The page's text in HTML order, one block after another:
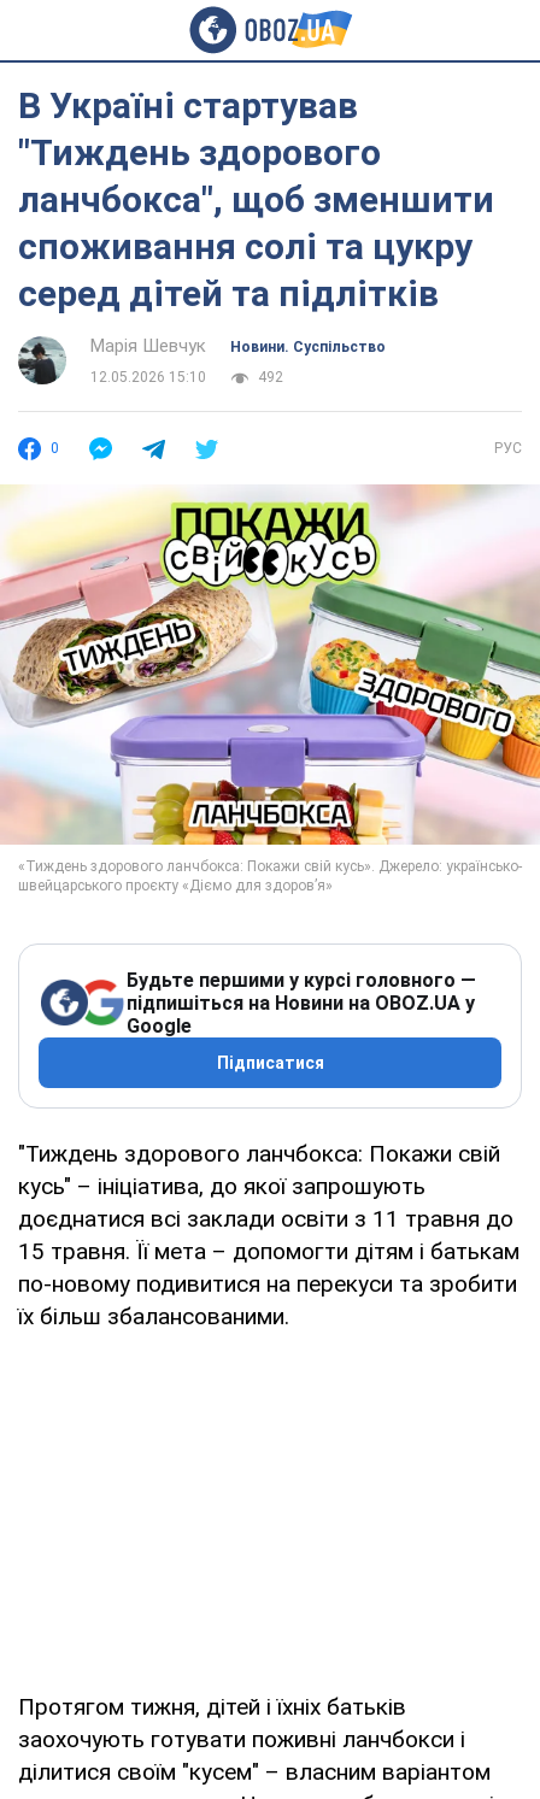
В Україні стартував
"Тиждень здорового
ланчбокса", щоб зменшити
споживання солі та цукру
серед дітей та підлітків
Марія Шевчук
Новини. Суспільство
12.05.2026 15:10
492
0 РУС
Будьте першими у курсі головного —
підпишіться на Новини на OBOZ.UA у
Google
Підписатися
"Тиждень здорового ланчбокса: Покажи свій
кусь" – ініціатива, до якої запрошують
доєднатися всі заклади освіти з 11 травня до
15 травня. Її мета – допомогти дітям і батькам
по-новому подивитися на перекуси та зробити
їх більш збалансованими.
Протягом тижня, дітей і їхніх батьків
заохочують готувати поживні ланчбокси і
ділитися своїм "кусем" – власним варіантом